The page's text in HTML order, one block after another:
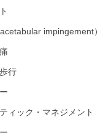
impingement）
行
ィック・マネジメント